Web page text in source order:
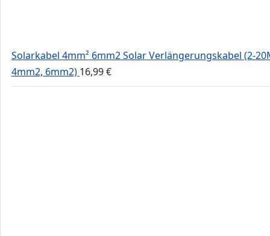
Solarkabel 4mm² 6mm2 Solar Verlängerungskabel (2-
4mm2, 6mm2) 16,99€